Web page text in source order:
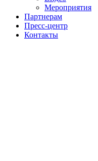
Мероприятия
Партнерам
Пресс-центр
Контакты